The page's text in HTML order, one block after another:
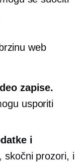
web
zapise.
usporiti
i
skočni prozori, i